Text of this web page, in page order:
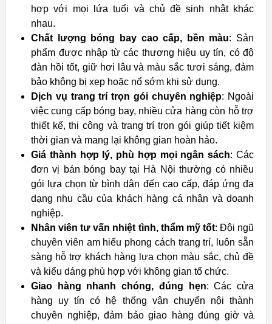
hợp với mọi lứa tuổi và chủ đề sinh nhật khác
nhau.
Chất lượng bóng bay cao cấp, bền màu: Sản
phẩm được nhập từ các thương hiệu uy tín, có độ
đàn hồi tốt, giữ hơi lâu và màu sắc tươi sáng, đảm
bảo không bị xẹp hoặc nổ sớm khi sử dụng.
Dịch vụ trang trí trọn gói chuyên nghiệp: Ngoài
việc cung cấp bóng bay, nhiều cửa hàng còn hỗ trợ
thiết kế, thi công và trang trí trọn gói giúp tiết kiệm
thời gian và mang lại không gian hoàn hảo.
Giá thành hợp lý, phù hợp mọi ngân sách: Các
đơn vị bán bóng bay tại Hà Nội thường có nhiều
gói lựa chọn từ bình dân đến cao cấp, đáp ứng đa
dạng nhu cầu của khách hàng cá nhân và doanh
nghiệp.
Nhân viên tư vấn nhiệt tình, thẩm mỹ tốt: Đội ngũ
chuyên viên am hiểu phong cách trang trí, luôn sẵn
sàng hỗ trợ khách hàng lựa chọn màu sắc, chủ đề
và kiểu dáng phù hợp với không gian tổ chức.
Giao hàng nhanh chóng, đúng hẹn: Các cửa
hàng uy tín có hệ thống vận chuyển nội thành
chuyên nghiệp, đảm bảo giao hàng đúng giờ và